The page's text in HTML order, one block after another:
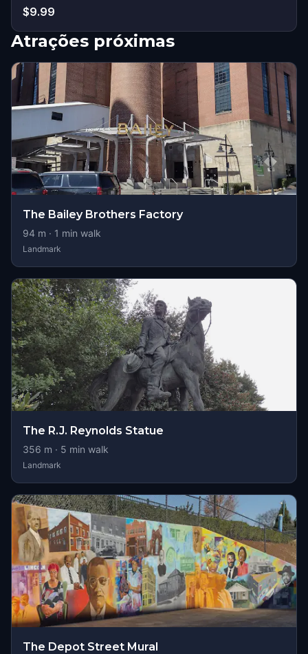
$9.99
Atrações próximas
The Bailey Brothers Factory
94 m · 1 min walk
Landmark
The R.J. Reynolds Statue
356 m · 5 min walk
Landmark
The Depot Street Mural